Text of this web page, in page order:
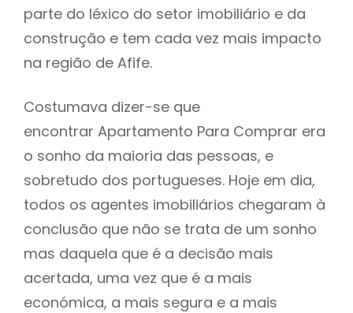
parte do léxico do setor imobiliário e da
construção e tem cada vez mais impacto
na região de Afife.
Costumava dizer-se que
encontrar Apartamento Para Comprar era
o sonho da maioria das pessoas, e
sobretudo dos portugueses. Hoje em dia,
todos os agentes imobiliários chegaram à
conclusão que não se trata de um sonho
mas daquela que é a decisão mais
acertada, uma vez que é a mais
económica, a mais segura e a mais